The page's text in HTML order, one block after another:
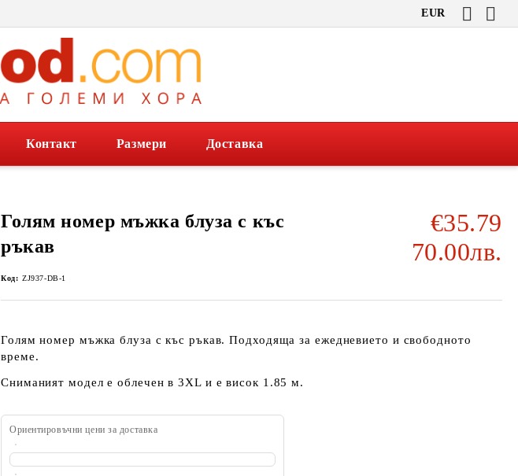
EUR
Контакт Размери Доставка
Голям номер мъжка блуза с къс
ръкав
€35.79
70.00лв.
Код: ZJ937-DB-1
Голям номер мъжка блуза с къс ръкав. Подходяща за ежедневието и свободното
време.
Сниманият модел е облечен в 3XL и е висок 1.85 м.
Ориентировъчни цени за доставка